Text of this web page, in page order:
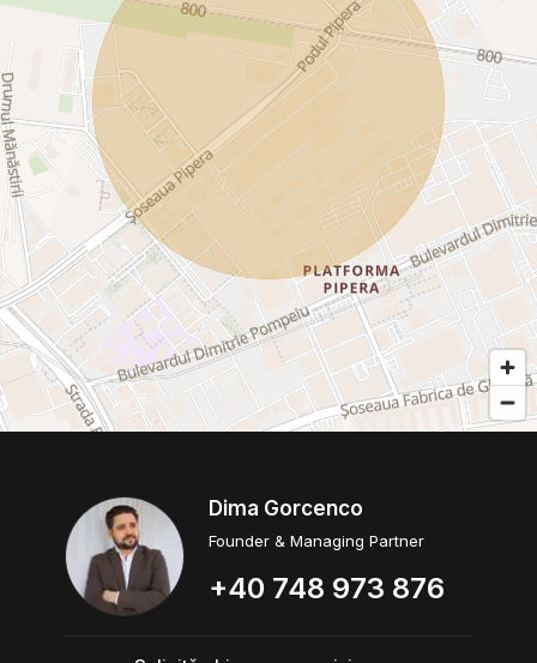
Dima Gorcenco
Founder & Managing Partner
+40 748 973 876